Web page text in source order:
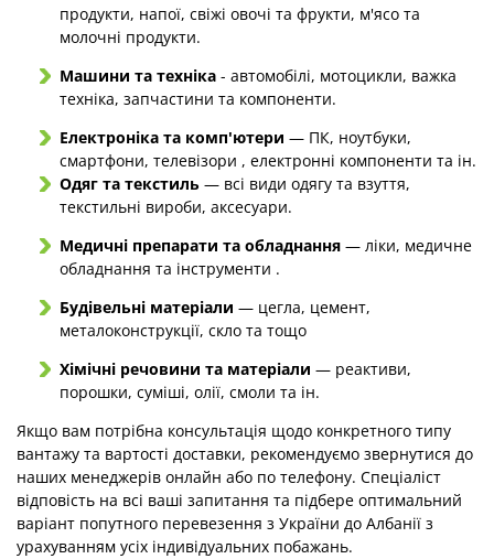
продукти, напої, свіжі овочі та фрукти, м'ясо та
молочні продукти.
Машини та техніка- автомобілі, мотоцикли, важка
техніка, запчастини та компоненти.
Електроніка та комп'ютери — ПК, ноутбуки,
смартфони, телевізори , електронні компоненти та ін.
Одяг та текстиль — всі види одягу та взуття,
текстильні вироби, аксесуари.
Медичні препарати та обладнання— ліки, медичне
обладнання та інструменти .
Будівельні матеріали — цегла, цемент,
металоконструкції, скло та тощо
Хімічні речовини та матеріали — реактиви,
порошки, суміші, олії, смоли та ін.
Якщо вам потрібна консультація щодо конкретного типу
вантажу та вартості доставки, рекомендуємо звернутися до
наших менеджерів онлайн або по телефону. Спеціаліст
відповість на всі ваші запитання та підбере оптимальний
варіант попутного перевезення з України до Албанії з
урахуванням усіх індивідуальних побажань.